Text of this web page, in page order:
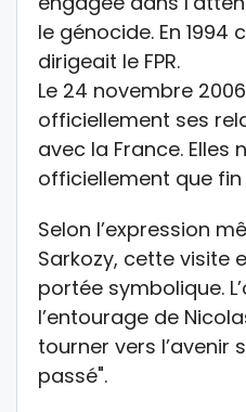
le génocide. En 1994
dirigeait le FPR.
Le 24 novembre
officiellement ses
avec la France. Elles
officiellement que fin
Selon l’expression
Sarkozy, cette visite
portée symbolique.
l’entourage de
tourner vers l’avenir
passé".